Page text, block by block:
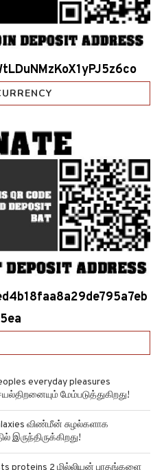
5ea
everyday pleasures
மேம்படுத்துகிறது!
விண்மீன் சுழல்களாக
இருந்திருக்கிறது!
proteins 2 மில்லியன் புரதங்களை